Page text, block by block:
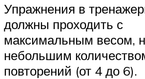
Упражнения в
должны проходить с
максимальным весом,
небольшим
повторений (от 4 до 6).